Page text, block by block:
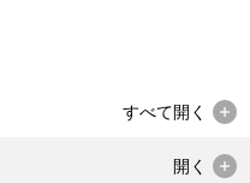
すべて開く
開く